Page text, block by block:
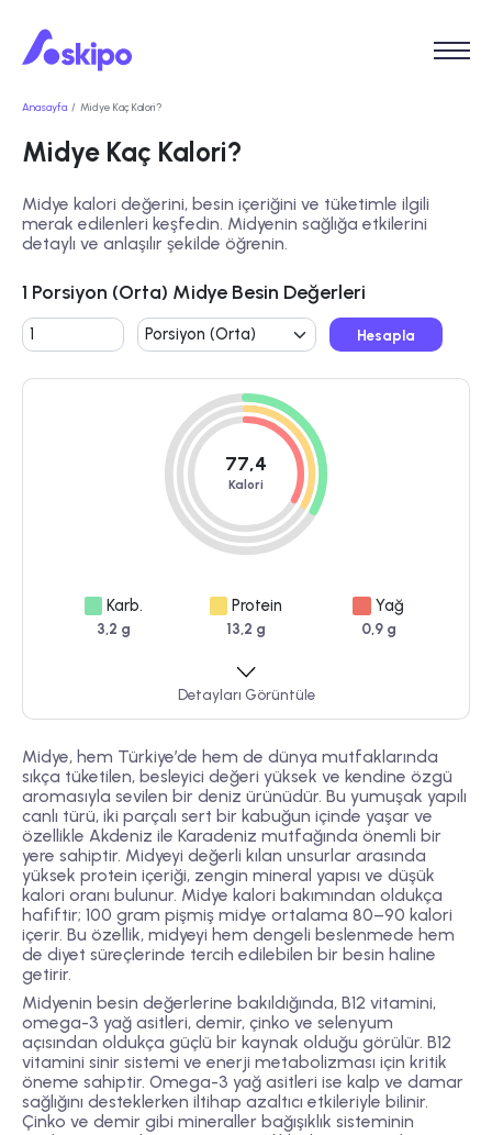
Anasayfa Midye Kaç Kalori?
Midye Kaç Kalori?
Midye kalori değerini, besin içeriğini ve tüketimle ilgili
merak edilenleri keşfedin. Midyenin sağlığa etkilerini
detaylı ve anlaşılır şekilde öğrenin.
1 Porsiyon (Orta) Midye Besin Değerleri
Hesapla
77,4
Kalori
Karb.
3,2 g
Protein
13,2 g
Yağ
0,9 g
Detayları Görüntüle
Midye, hem Türkiye’de hem de dünya mutfaklarında
sıkça tüketilen, besleyici değeri yüksek ve kendine özgü
aromasıyla sevilen bir deniz ürünüdür. Bu yumuşak yapılı
canlı türü, iki parçalı sert bir kabuğun içinde yaşar ve
özellikle Akdeniz ile Karadeniz mutfağında önemli bir
yere sahiptir. Midyeyi değerli kılan unsurlar arasında
yüksek protein içeriği, zengin mineral yapısı ve düşük
kalori oranı bulunur. Midye kalori bakımından oldukça
hafiftir; 100 gram pişmiş midye ortalama 80–90 kalori
içerir. Bu özellik, midyeyi hem dengeli beslenmede hem
de diyet süreçlerinde tercih edilebilen bir besin haline
getirir.
Midyenin besin değerlerine bakıldığında, B12 vitamini,
omega-3 yağ asitleri, demir, çinko ve selen­yum
açısından oldukça güçlü bir kaynak olduğu görülür. B12
vitamini sinir sistemi ve enerji metabolizması için kritik
öneme sahiptir. Omega-3 yağ asitleri ise kalp ve damar
sağlığını desteklerken iltihap azaltıcı etkileriyle bilinir.
Çinko ve demir gibi mineraller bağışıklık sisteminin